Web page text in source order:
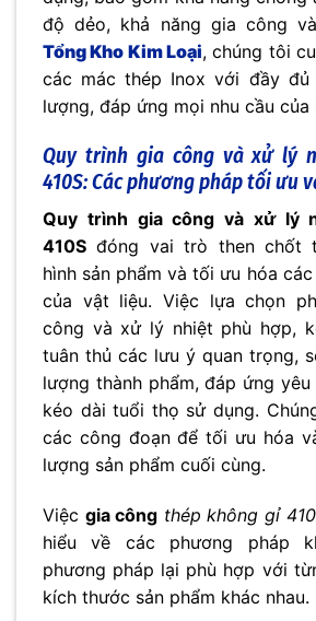
độ dẻo, khả năng gia công
Tổng Kho Kim Loại, chúng tôi
các mác thép Inox với đầy đủ
lượng, đáp ứng mọi nhu cầu của
Quy trình gia công và xử lý
410S: Các phương pháp tối ưu
Quy trình gia công và xử lý
410S đóng vai trò then chốt
hình sản phẩm và tối ưu hóa
của vật liệu. Việc lựa chọn
công và xử lý nhiệt phù hợp,
tuân thủ các lưu ý quan trọng,
lượng thành phẩm, đáp ứng
kéo dài tuổi thọ sử dụng.
các công đoạn để tối ưu hóa
lượng sản phẩm cuối cùng.
Việc gia công thép không gỉ
hiểu về các phương pháp
phương pháp lại phù hợp với
kích thước sản phẩm khác nhau.